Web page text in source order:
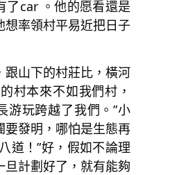
了car 。他的愿看還是
想率領村平易近把日子
山下的村莊比，橫河
村本來不如我們村，
游玩跨越了我們。”小
要發明，哪怕是生態再
道！”好，假如不論理
旦計劃好了，就有能夠